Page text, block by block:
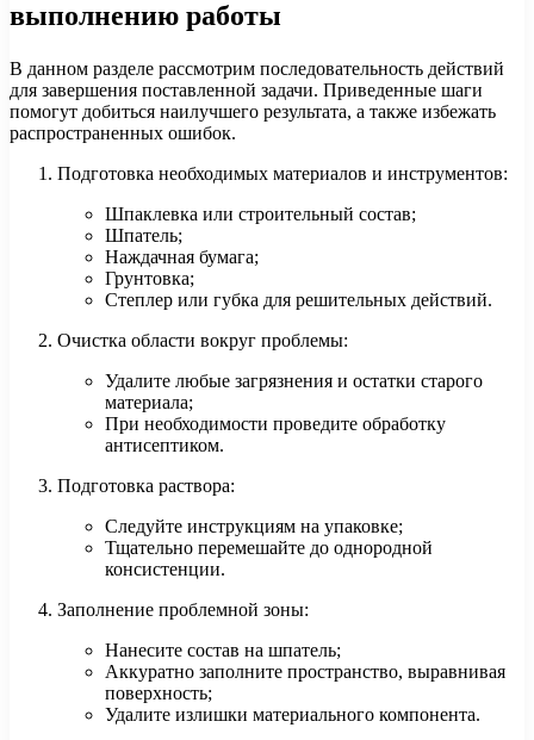
выполнению работы
В данном разделе рассмотрим последовательность действий
для завершения поставленной задачи. Приведенные шаги
помогут добиться наилучшего результата, а также избежать
распространенных ошибок.
Подготовка необходимых материалов и инструментов:
Шпаклевка или строительный состав;
Шпатель;
Наждачная бумага;
Грунтовка;
Степлер или губка для решительных действий.
Очистка области вокруг проблемы:
Удалите любые загрязнения и остатки старого
материала;
При необходимости проведите обработку
антисептиком.
Подготовка раствора:
Следуйте инструкциям на упаковке;
Тщательно перемешайте до однородной
консистенции.
Заполнение проблемной зоны:
Нанесите состав на шпатель;
Аккуратно заполните пространство, выравнивая
поверхность;
Удалите излишки материального компонента.